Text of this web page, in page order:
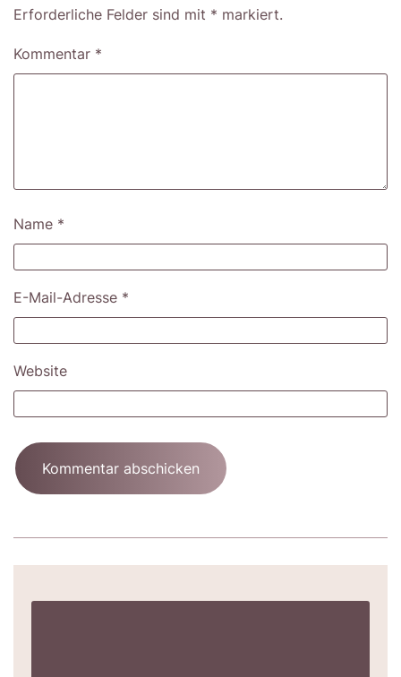
Erforderliche Felder sind mit * markiert
Kommentar *
Name *
E-Mail-Adresse *
Website